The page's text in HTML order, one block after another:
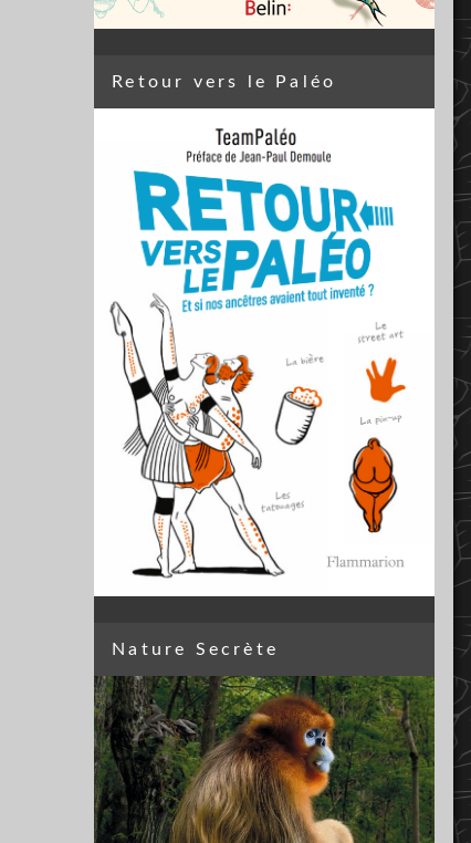
Retour vers le Paléo
Nature Secrète